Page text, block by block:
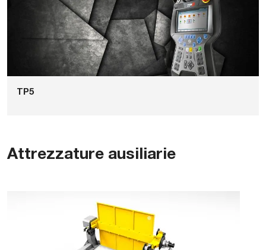
TP5
Attrezzature ausiliarie